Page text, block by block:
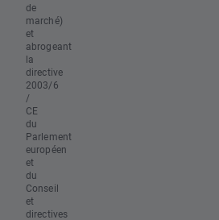
de
marché)
et
abrogeant
la
directive
2003/6
/
CE
du
Parlement
européen
et
du
Conseil
et
directives